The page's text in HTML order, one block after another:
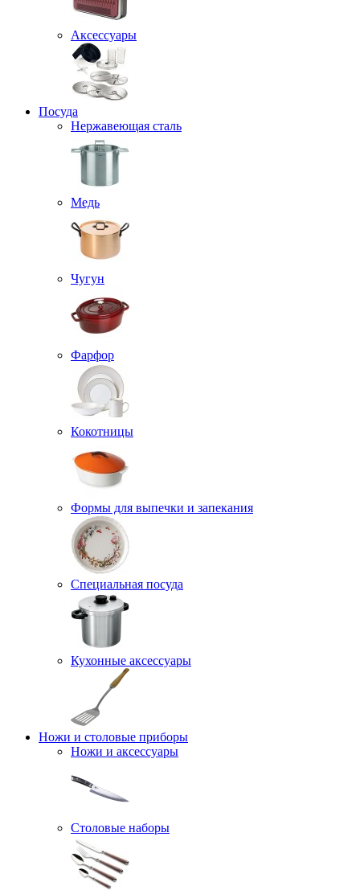
Аксессуары
Посуда
Нержавеющая сталь
Медь
Чугун
Фарфор
Кокотницы
Формы для выпечки и запекания
Специальная посуда
Кухонные аксессуары
Ножи и столовые приборы
Ножи и аксессуары
Столовые наборы